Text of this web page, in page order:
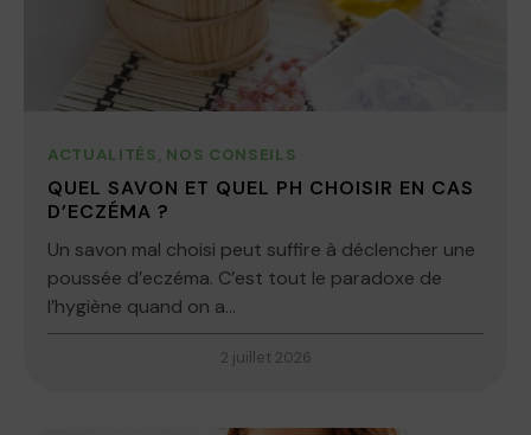
ACTUALITÉS, NOS CONSEILS
QUEL SAVON ET QUEL PH CHOISIR EN CAS
D’ECZÉMA ?
Un savon mal choisi peut suffire à déclencher une
poussée d’eczéma. C’est tout le paradoxe de
l’hygiène quand on a...
2 juillet 2026